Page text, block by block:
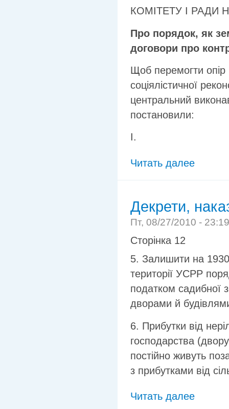
КОМІТЕТУ І РАДИ
Про порядок, як
договори про
Щоб перемогти опір
соціялістичної
центральний
постановили:
І.
Читать далее
Декрети,
Пт, 08/27/2010 -
Сторінка 12
5. Залишити на
території УСРР
податком садибної
дворами й
6. Прибутки від
господарства
постійно живуть
з прибутками від
Читать далее